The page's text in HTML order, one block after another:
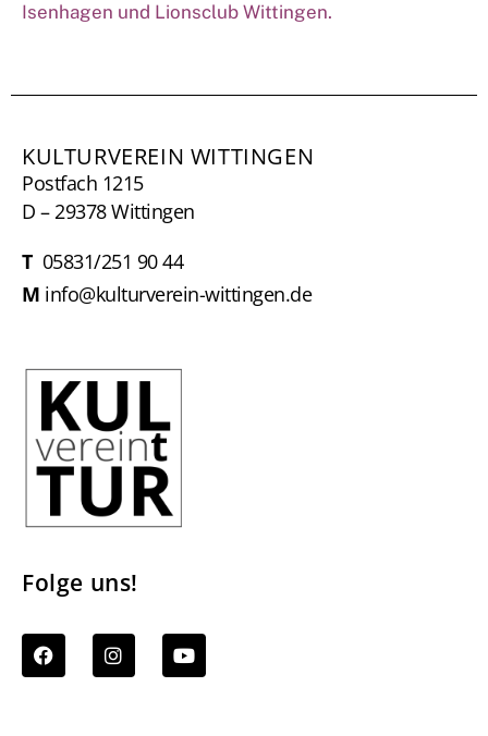
Isenhagen und Lionsclub Wittingen.
KULTURVEREIN WITTINGEN
Postfach 1215
D – 29378 Wittingen
T05831/251 90 44
M info@kulturverein-wittingen.de
Folge uns!